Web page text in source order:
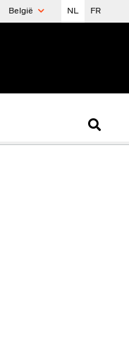
België NL FR